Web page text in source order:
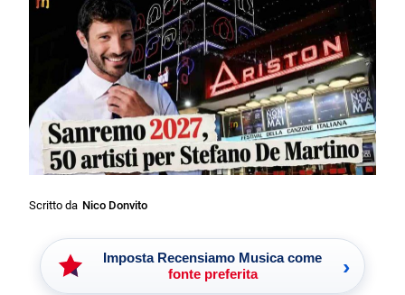
Scritto da Nico Donvito
Imposta Recensiamo Musica come
fonte preferita
›